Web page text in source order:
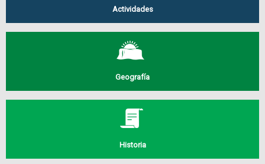
Actividades
Geografía
Historia